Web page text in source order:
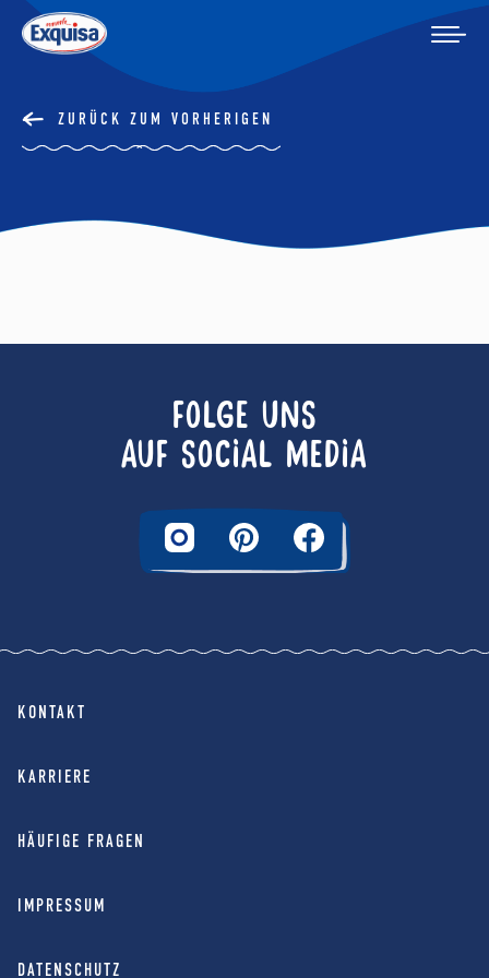
ZURÜCK ZUM VORHERIGEN
FOLGE UNS
AUF SOCIAL MEDIA
KONTAKT
KARRIERE
HÄUFIGE FRAGEN
IMPRESSUM
DATENSCHUTZ